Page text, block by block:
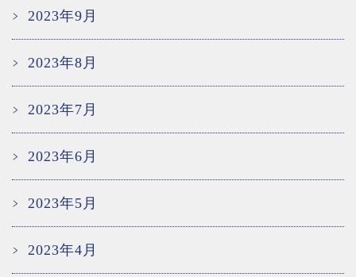
2023年9月
2023年8月
2023年7月
2023年6月
2023年5月
2023年4月